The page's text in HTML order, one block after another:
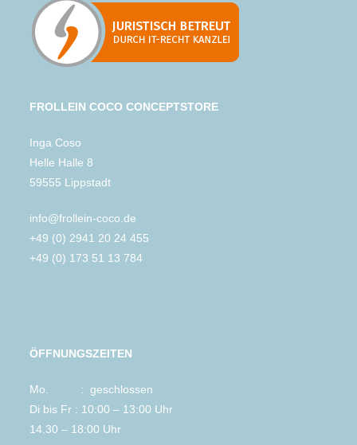
FROLLEIN COCO CONCEPTSTORE
Inga Coso
Helle Halle 8
59555 Lippstadt
info@frollein-coco.de
+49 (0) 2941 20 24 455
+49 (0) 173 51 13 784
ÖFFNUNGSZEITEN
Mo. : geschlossen
Di bis Fr : 10:00 – 13:00 Uhr
14.30 – 18:00 Uhr